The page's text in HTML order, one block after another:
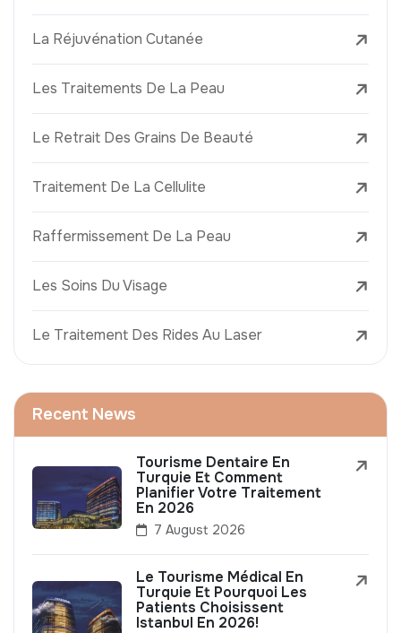
La Réjuvénation Cutanée
Les Traitements De La Peau
Le Retrait Des Grains De Beauté
Traitement De La Cellulite
Raffermissement De La Peau
Les Soins Du Visage
Le Traitement Des Rides Au Laser
Recent News
Tourisme Dentaire En
Turquie Et Comment
Planifier Votre Traitement
En 2026
7 August 2026
Le Tourisme Médical En
Turquie Et Pourquoi Les
Patients Choisissent
Istanbul En 2026!